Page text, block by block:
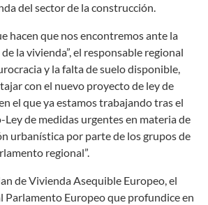
del sector de la construcción.
hacen que nos encontremos ante la
la vivienda”, el responsable regional
y la falta de suelo disponible,
con el nuevo proyecto de ley de
el que ya estamos trabajando tras el
de medidas urgentes en materia de
urbanística por parte de los grupos de
regional”.
de Vivienda Asequible Europeo, el
Parlamento Europeo que profundice en